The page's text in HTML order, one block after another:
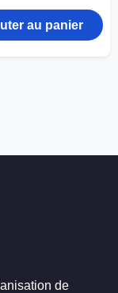
au panier
de